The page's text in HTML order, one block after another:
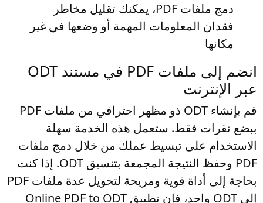
دمج ملفات PDF، يمكنك تقليل مخاطر
فقدان المعلومات المهمة أو وضعها في غير
مكانها
انضم إلى ملفات PDF في مستند ODT
عبر الإنترنت
قم بإنشاء ODT ذو مظهر احترافي من ملفات PDF
ببضع نقرات فقط. ستعمل هذه الخدمة سهلة
الاستخدام على تبسيط عملك من خلال دمج ملفات
PDF وحفظ النتيجة المجمعة بتنسيق ODT. إذا كنت
بحاجة إلى أداة قوية ومريحة لتحويل عدة ملفات PDF
إلى ODT واحد، فإن تطبيق Online PDF to ODT